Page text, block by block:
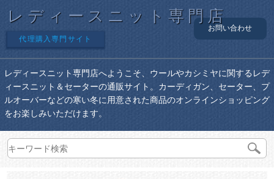
レディースニット専門店
代理購入専門サイト
お問い合わせ
レディースニット専門店へようこそ、ウールやカシミヤに関するレデ
ィースニット＆セーターの通販サイト。カーディガン、セーター、プ
ルオーバーなどの寒い冬に用意された商品のオンラインショッピング
をお楽しみいただけます。